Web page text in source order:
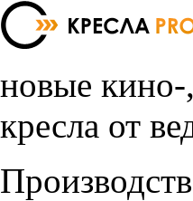
новые кино-
кресла от